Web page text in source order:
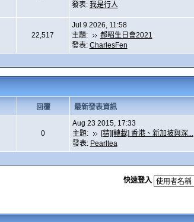
發表: 我是行人
22,517
Jul 9 2026, 11:58
主題:
郝昭生日會2021
發表: CharlesFen
回覆 最新發表資訊
0
Aug 23 2015, 17:33
主題:
[精][轉載] 香港、新加坡與深...
發表: Pearltea
快速登入